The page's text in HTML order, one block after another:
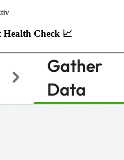
Health Check 📈